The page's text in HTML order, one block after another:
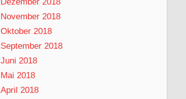
November 2018
Oktober 2018
September 2018
Juni 2018
Mai 2018
April 2018